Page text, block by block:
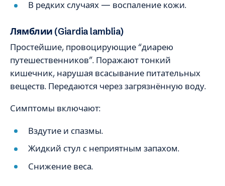
В редких случаях — воспаление кожи.
Лямблии (Giardia lamblia)
Простейшие, провоцирующие “диарею
путешественников”. Поражают тонкий
кишечник, нарушая всасывание питательных
веществ. Передаются через загрязнённую воду.
Симптомы включают:
Вздутие и спазмы.
Жидкий стул с неприятным запахом.
Снижение веса.